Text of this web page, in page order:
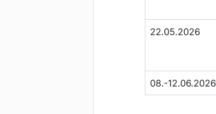
22.05.2026
08.-12.06.2026